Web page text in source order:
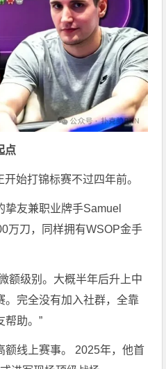
点
始打锦标赛不过四年前。
挚友兼职业牌手Samuel
万刀，同样拥有WSOP金手
额级别。大概半年后升上中
。完全没有加入社群，全靠
帮助。”
额线上赛事。 2025年，他首